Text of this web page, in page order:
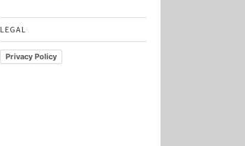
LEGAL
Privacy Policy